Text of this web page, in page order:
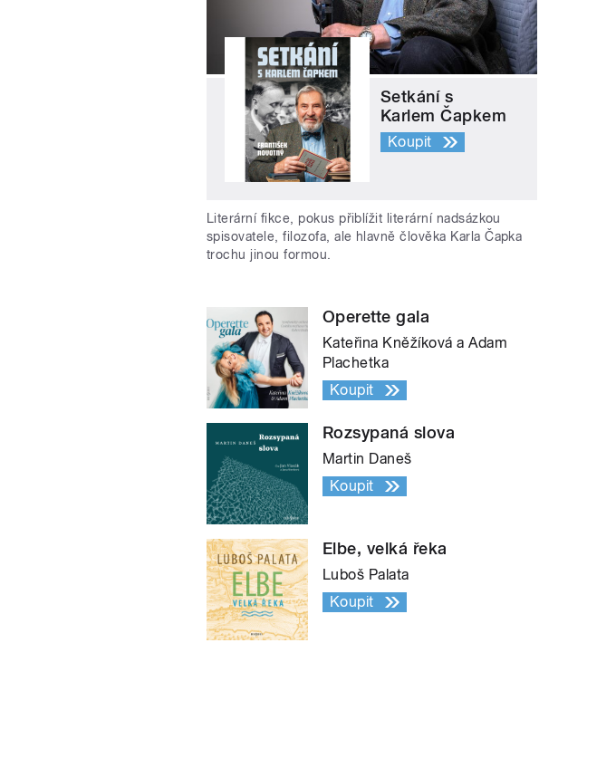
Setkání s
Karlem Čapkem
Koupit
Literární fikce, pokus přiblížit literární nadsázkou
spisovatele, filozofa, ale hlavně člověka Karla Čapka
trochu jinou formou.
Operette gala
Kateřina Kněžíková a Adam
Plachetka
Koupit
Rozsypaná slova
Martin Daneš
Koupit
Elbe, velká řeka
Luboš Palata
Koupit